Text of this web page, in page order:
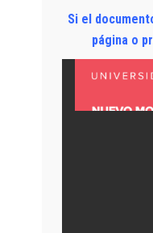
Si el
página o